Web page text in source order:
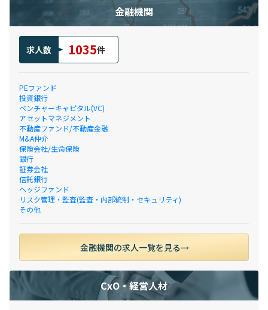
金融機関
求人数 1035件
PEファンド
投資銀行
ベンチャーキャピタル(VC)
アセットマネジメント
不動産ファンド/不動産金融
M&A仲介
保険会社/生命保険
銀行
証券会社
信託銀行
ヘッジファンド
リスク管理・監査(監査・内部統制・セキュリティ)
その他
金融機関の求人一覧を見る
CxO・経営人材